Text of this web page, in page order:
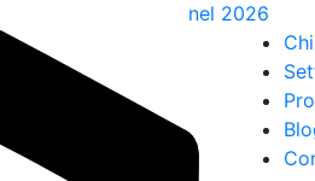
nel 2026